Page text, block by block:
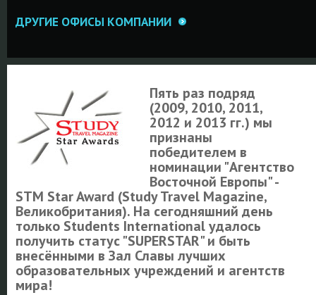
ДРУГИЕ ОФИСЫ КОМПАНИИ
Пять раз подряд
(2009, 2010, 2011,
2012 и 2013 гг.) мы
признаны
победителем в
номинации "Агентство
Восточной Европы" -
STM Star Award (Study Travel Magazine,
Великобритания). На сегодняшний день
только Students International удалось
получить статус "SUPERSTAR" и быть
внесёнными в Зал Славы лучших
образовательных учреждений и агентств
мира!